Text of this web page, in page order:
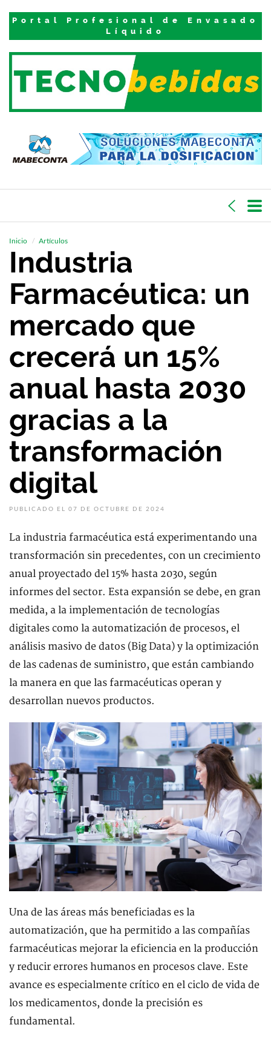
Portal Profesional de Envasado
Líquido
Inicio Artículos
Industria
Farmacéutica: un
mercado que
crecerá un 15%
anual hasta 2030
gracias a la
transformación
digital
PUBLICADO EL 07 DE OCTUBRE DE 2024
La industria farmacéutica está experimentando una
transformación sin precedentes, con un crecimiento
anual proyectado del 15% hasta 2030, según
informes del sector. Esta expansión se debe, en gran
medida, a la implementación de tecnologías
digitales como la automatización de procesos, el
análisis masivo de datos (Big Data) y la optimización
de las cadenas de suministro, que están cambiando
la manera en que las farmacéuticas operan y
desarrollan nuevos productos.
Una de las áreas más beneficiadas es la
automatización, que ha permitido a las compañías
farmacéuticas mejorar la eficiencia en la producción
y reducir errores humanos en procesos clave. Este
avance es especialmente crítico en el ciclo de vida de
los medicamentos, donde la precisión es
fundamental.